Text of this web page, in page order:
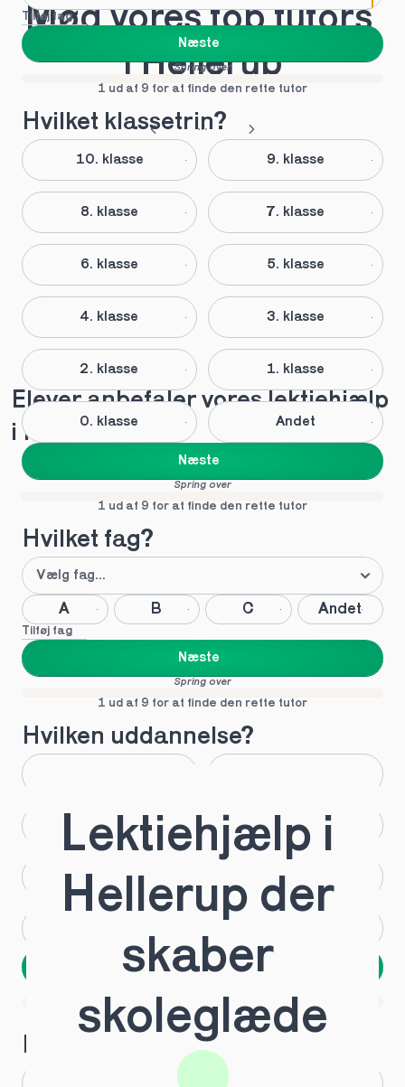
Tilføj fag
Næste
Spring over
1 ud af 9 for at finde den rette tutor
Hvilket klassetrin?
10. klasse 9. klasse
8. klasse 7. klasse
6. klasse 5. klasse
4. klasse 3. klasse
2. klasse 1. klasse
0. klasse Andet
Næste
Spring over
1 ud af 9 for at finde den rette tutor
Hvilket fag?
A B C Andet
Tilføj fag
Næste
Spring over
1 ud af 9 for at finde den rette tutor
Hvilken uddannelse?
HTX HF
EUX
Næste
1 ud af 9 for at finde den rette tutor
Hvilken årgang?
Mød vores top tutors
i Hellerup
Elever anbefaler vores lektiehjælp
i Hellerup
Lektiehjælp i
Hellerup der
skaber
skoleglæde